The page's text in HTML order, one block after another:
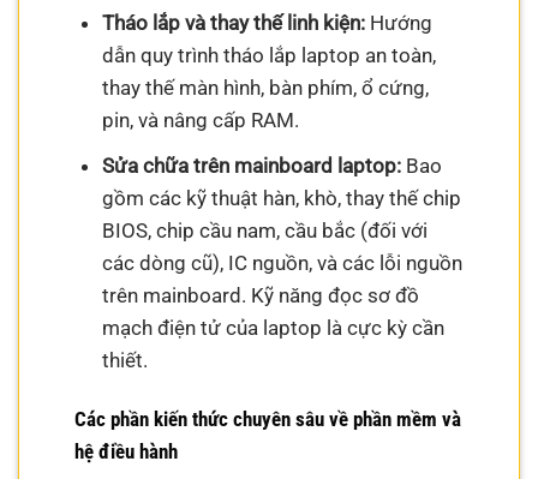
Tháo lắp và thay thế linh kiện:Hướng
dẫn quy trình tháo lắp laptop an toàn,
thay thế màn hình, bàn phím, ổ cứng,
pin, và nâng cấp RAM.
Sửa chữa trên mainboard laptop:Bao
gồm các kỹ thuật hàn, khò, thay thế chip
BIOS, chip cầu nam, cầu bắc (đối với
các dòng cũ), IC nguồn, và các lỗi nguồn
trên mainboard. Kỹ năng đọc sơ đồ
mạch điện tử của laptop là cực kỳ cần
thiết.
Các phần kiến thức chuyên sâu về phần mềm và
hệ điều hành